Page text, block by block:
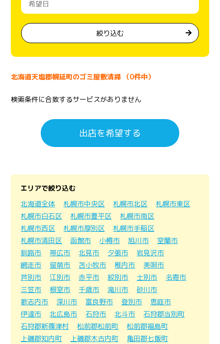
絞り込む
北海道天塩郡幌延町のゴミ屋敷清掃 （0件中）
検索条件に合致するサービスがありません
出店を希望する
エリアで絞り込む
北海道全体
札幌市中央区 札幌市北区
札幌市東区
札幌市白石区
札幌市豊平区
札幌市南区
札幌市西区
札幌市厚別区
札幌市手稲区
札幌市清田区
函館市 小樽市 旭川市
室蘭市
釧路市
帯広市 北見市 夕張市
岩見沢市
網走市
留萌市 苫小牧市 稚内市
美唄市
芦別市
江別市 赤平市 紋別市 士別市
名寄市
三笠市
根室市 千歳市 滝川市
砂川市
歌志内市
深川市 富良野市 登別市
恵庭市
伊達市
北広島市 石狩市 北斗市
石狩郡当別町
石狩郡新篠津村
松前郡松前町
松前郡福島町
上磯郡知内町
上磯郡木古内町
亀田郡七飯町